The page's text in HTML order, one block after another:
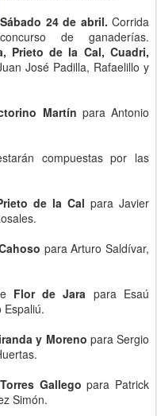
Sábado 24 de abril. Corrida
concurso de ganaderías.
Prieto de la Cal, Cuadri,
José Padilla, Rafaelillo y
Martín para Antonio
compuestas por las
de la Cal para Javier
para Arturo Saldívar,
Flor de Jara para Esaú
Espaliú.
y Moreno para Sergio
Torres Gallego para Patrick
Simón.